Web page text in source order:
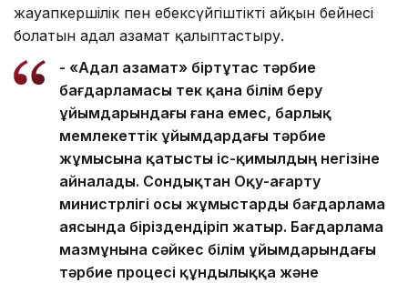
жауапкершілік пен еңбексүйгіштіктің айқын бейнесі
болатын адал азамат қалыптастыру.
- «Адал азамат» біртұтас тәрбие
бағдарламасы тек қана білім беру
ұйымдарындағы ғана емес, барлық
мемлекеттік ұйымдардағы тәрбие
жұмысына қатысты іс-қимылдың негізіне
айналады. Сондықтан Оқу-ағарту
министрлігі осы жұмыстарды бағдарлама
аясында біріздендіріп жатыр. Бағдарлама
мазмұнына сәйкес білім ұйымдарындағы
тәрбие процесі құндылыққа және